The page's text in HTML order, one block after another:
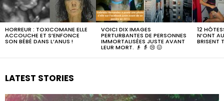
HORREUR : TOXICOMANE ELLE
ACCOUCHE ET S’ENFONCE
SON BÉBÉ DANS L’ANUS !
VOICI DIX IMAGES
PERTURBANTES DE PERSONNES
IMMORTALISÉES JUSTE AVANT
LEUR MORT. 👴 👵 😢 😖
12
N’ONT
BRISENT
LATEST STORIES